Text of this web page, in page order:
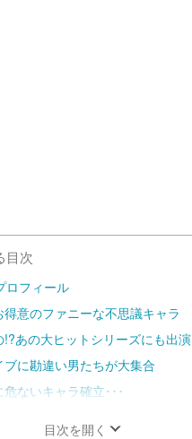
目次
ロフィール
意のファニーな不思議キャラ
あの大ヒットシリーズにも出演
に勘違い男たちが大集合
ないキャラ確立･･･
目次を開く